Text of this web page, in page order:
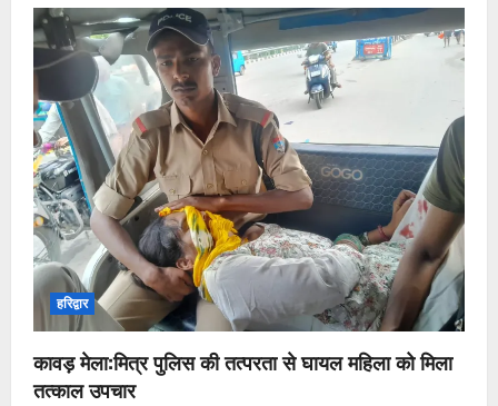
हरिद्वार
कावड़ मेला:मित्र पुलिस की तत्परता से घायल महिला को मिला
तत्काल उपचार